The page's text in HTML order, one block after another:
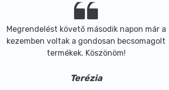
Megrendelést követő második napon már a
kezemben voltak a gondosan becsomagolt
termékek. Köszönöm!
Terézia